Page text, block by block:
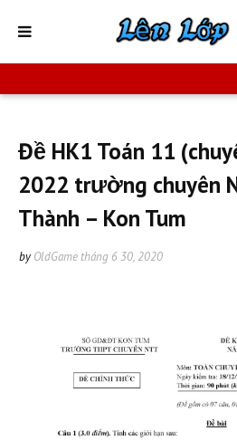
Đề HK1 Toán 11
2022 trường chuyên
Thành – Kon Tum
by OldGame tháng 6 30, 2020